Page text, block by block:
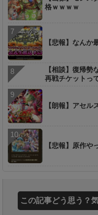
格ｗｗｗｗ
【悲報】なん
【相談】復帰
再戦チケットっ
【朗報】アセル
【悲報】原作や
この記事どう思う？